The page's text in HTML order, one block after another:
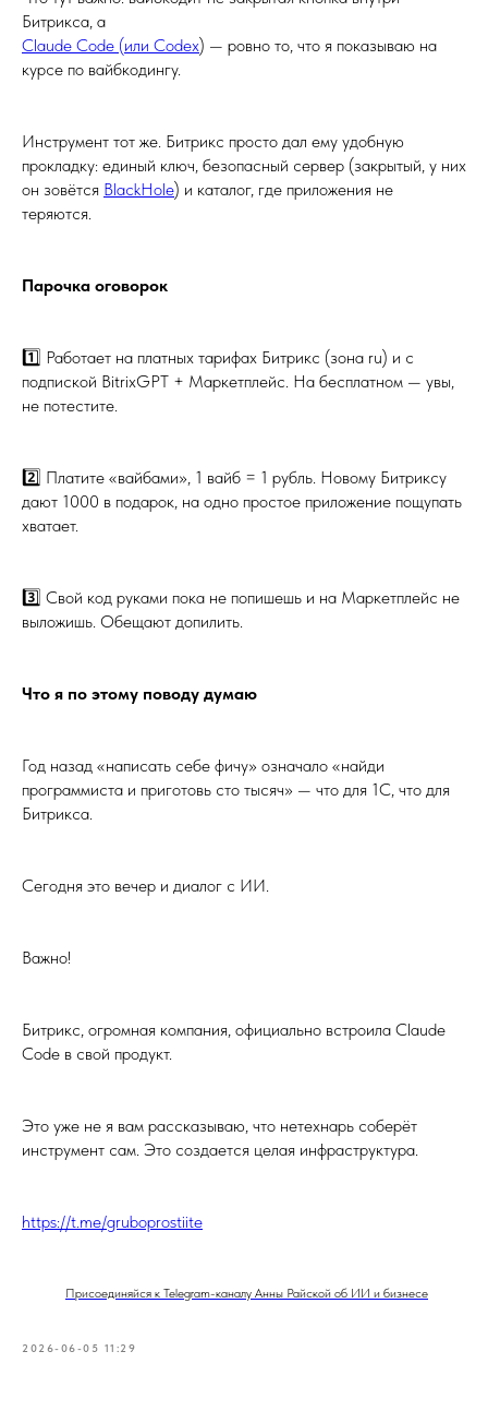
Битрикса, а
Claude Code (или Codex) — ровно то, что я показываю на
курсе по вайбкодингу.
Инструмент тот же. Битрикс просто дал ему удобную
прокладку: единый ключ, безопасный сервер (закрытый, у них
он зовётся BlackHole) и каталог, где приложения не
теряются.
Парочка оговорок
1️⃣ Работает на платных тарифах Битрикс (зона ru) и с
подпиской BitrixGPT + Маркетплейс. На бесплатном — увы,
не потестите.
2️⃣ Платите «вайбами», 1 вайб = 1 рубль. Новому Битриксу
дают 1000 в подарок, на одно простое приложение пощупать
хватает.
3️⃣ Свой код руками пока не попишешь и на Маркетплейс не
выложишь. Обещают допилить.
Что я по этому поводу думаю
Год назад «написать себе фичу» означало «найди
программиста и приготовь сто тысяч» — что для 1С, что для
Битрикса.
Сегодня это вечер и диалог с ИИ.
Важно!
Битрикс, огромная компания, официально встроила Claude
Code в свой продукт.
Это уже не я вам рассказываю, что нетехнарь соберёт
инструмент сам. Это создается целая инфраструктура.
https://t.me/gruboprostiite
Присоединяйся к Telegram-каналу Анны Райской об ИИ и бизнесе
2026-06-05 11:29